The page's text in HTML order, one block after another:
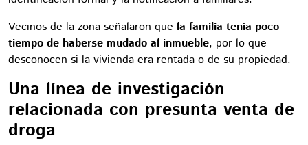
Vecinos de la zona señalaron que la familia tenía poco
tiempo de haberse mudado al inmueble, por lo que
desconocen si la vivienda era rentada o de su propiedad.
Una línea de investigación
relacionada con presunta venta de
droga